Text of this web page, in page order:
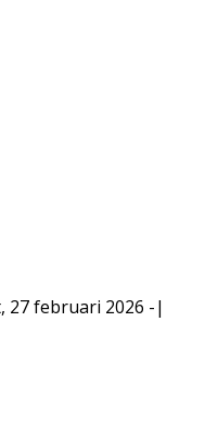
27 februari 2026 -|